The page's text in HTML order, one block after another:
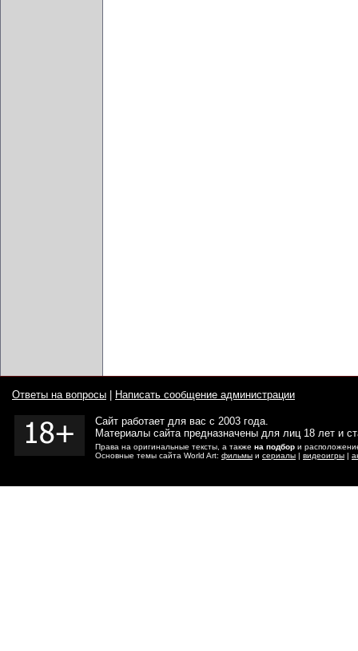
Ответы на вопросы Написать сообщение администрации
Сайт работает для вас с 2003 года.
Материалы сайта предназначены для лиц 18 лет и
Права на оригинальные тексты, а также на подбор и
Основные темы сайта World Art: фильмы и сериалы | видеоигры |